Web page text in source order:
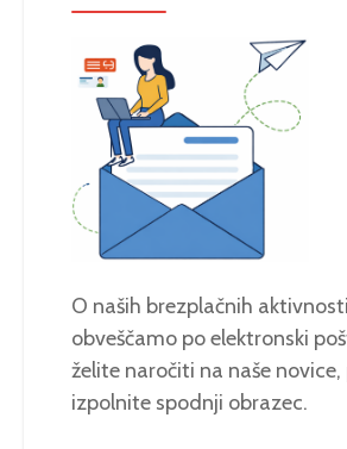
O naših brezplačnih
obveščamo po elektronski
želite naročiti na naše
izpolnite spodnji obrazec.